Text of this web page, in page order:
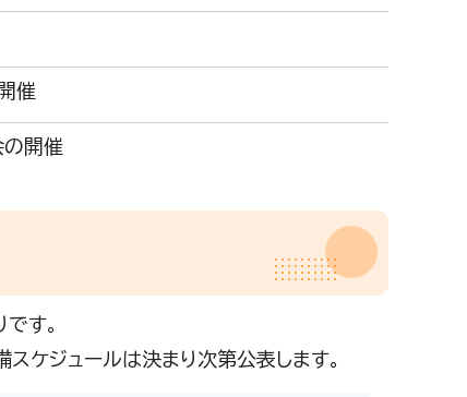
催
の開催
す。
ケジュールは決まり次第公表します。